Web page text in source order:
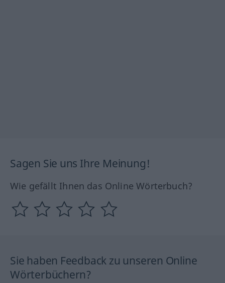
Sagen Sie uns Ihre Meinung!
Wie gefällt Ihnen das Online Wörterbuch?
Sie haben Feedback zu unseren Online
Wörterbüchern?